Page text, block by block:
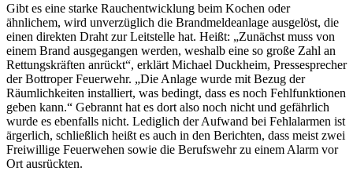
Gibt es eine starke Rauchentwicklung beim Kochen oder
ähnlichem, wird unverzüglich die Brandmeldeanlage ausgelöst, die
einen direkten Draht zur Leitstelle hat. Heißt: „Zunächst muss von
einem Brand ausgegangen werden, weshalb eine so große Zahl an
Rettungskräften anrückt“, erklärt Michael Duckheim, Pressesprecher
der Bottroper Feuerwehr. „Die Anlage wurde mit Bezug der
Räumlichkeiten installiert, was bedingt, dass es noch Fehlfunktionen
geben kann.“ Gebrannt hat es dort also noch nicht und gefährlich
wurde es ebenfalls nicht. Lediglich der Aufwand bei Fehlalarmen ist
ärgerlich, schließlich heißt es auch in den Berichten, dass meist zwei
Freiwillige Feuerwehen sowie die Berufswehr zu einem Alarm vor
Ort ausrückten.